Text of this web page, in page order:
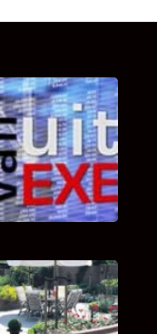
de deelname
programma.
is en wat